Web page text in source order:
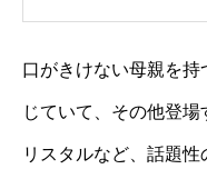
口がきけない母親を
じていて、その他登
リスタルなど、話題